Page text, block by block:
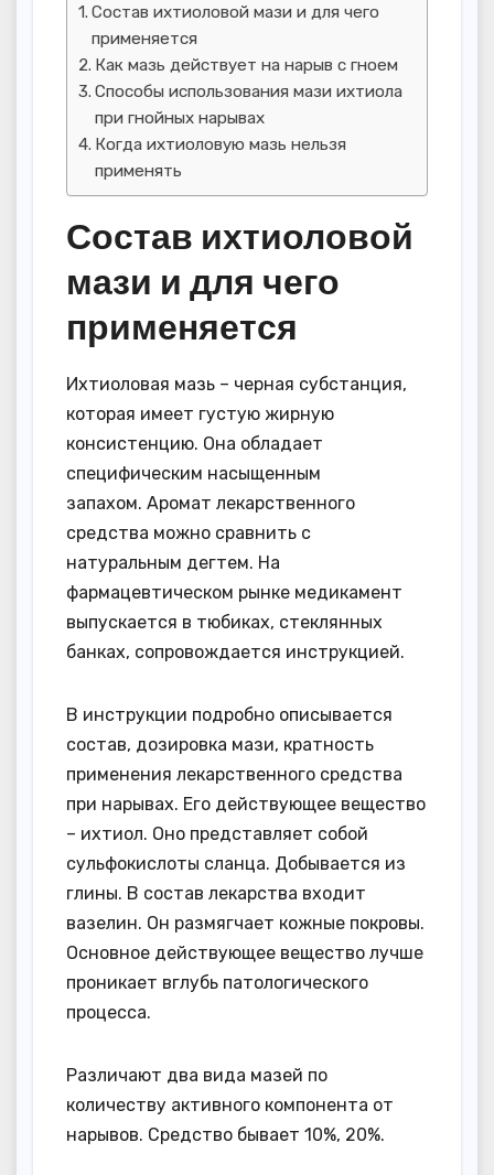
Состав ихтиоловой мази и для чего
применяется
Как мазь действует на нарыв с гноем
Способы использования мази ихтиола
при гнойных нарывах
Когда ихтиоловую мазь нельзя
применять
Состав ихтиоловой
мази и для чего
применяется
Ихтиоловая мазь – черная субстанция,
которая имеет густую жирную
консистенцию. Она обладает
специфическим насыщенным
запахом. Аромат лекарственного
средства можно сравнить с
натуральным дегтем. На
фармацевтическом рынке медикамент
выпускается в тюбиках, стеклянных
банках, сопровождается инструкцией.
В инструкции подробно описывается
состав, дозировка мази, кратность
применения лекарственного средства
при нарывах. Его действующее вещество
– ихтиол. Оно представляет собой
сульфокислоты сланца. Добывается из
глины. В состав лекарства входит
вазелин. Он размягчает кожные покровы.
Основное действующее вещество лучше
проникает вглубь патологического
процесса.
Различают два вида мазей по
количеству активного компонента от
нарывов. Средство бывает 10%, 20%.